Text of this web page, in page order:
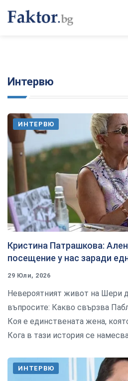
Интервю
ИНТЕРВЮ
Кристина Патрашкова:
посещение у нас заради
29 Юли, 2026
Невероятният живот на Шери
въпросите: Какво свързва
Коя е единствената жена,
Кога в тази история се
ИНТЕРВЮ